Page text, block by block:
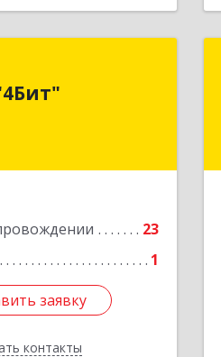
23
1
заявку
контакты
Октябрьский пр-кт,
заявку
Назад